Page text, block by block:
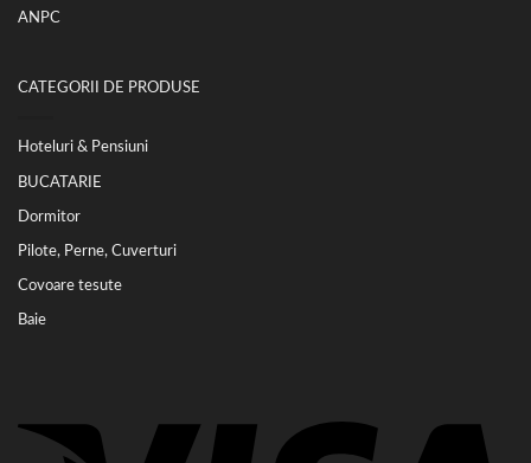
ANPC
CATEGORII DE PRODUSE
Hoteluri & Pensiuni
BUCATARIE
Dormitor
Pilote, Perne, Cuverturi
Covoare tesute
Baie